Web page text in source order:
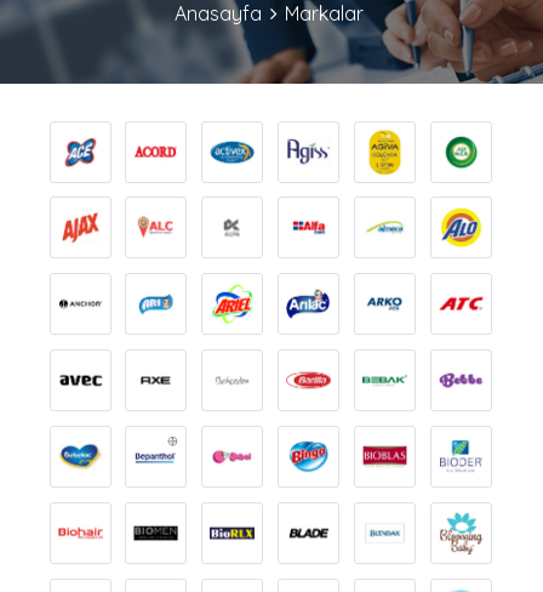
Anasayfa Markalar